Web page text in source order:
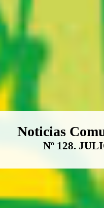
Boletín
Noticias
Nº 128.